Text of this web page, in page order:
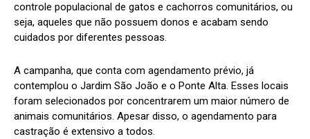
controle populacional de gatos e cachorros comunitários, ou
seja, aqueles que não possuem donos e acabam sendo
cuidados por diferentes pessoas.
A campanha, que conta com agendamento prévio, já
contemplou o Jardim São João e o Ponte Alta. Esses locais
foram selecionados por concentrarem um maior número de
animais comunitários. Apesar disso, o agendamento para
castração é extensivo a todos.